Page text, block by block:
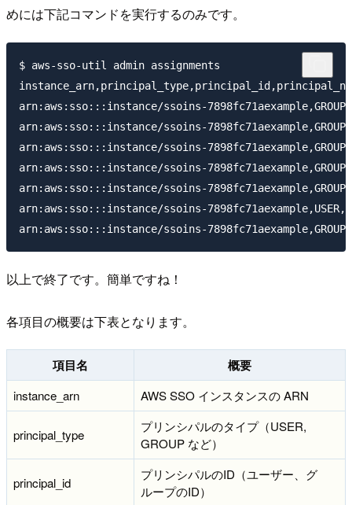
めには下記コマンドを実行するのみです。
$ aws-sso-util admin assignments
arn:aws:sso:::instance/ssoins-
arn:aws:sso:::instance/ssoins-
arn:aws:sso:::instance/ssoins-
arn:aws:sso:::instance/ssoins-
arn:aws:sso:::instance/ssoins-
arn:aws:sso:::instance/ssoins-
以上で終了です。簡単ですね！
各項目の概要は下表となります。
項目名 概要
instance_arn AWS SSO インスタンスの ARN
principal_type
プリンシパルのタイプ（USER,
GROUP など）
principal_id
プリンシパルのID（ユーザー、グ
ループのID）